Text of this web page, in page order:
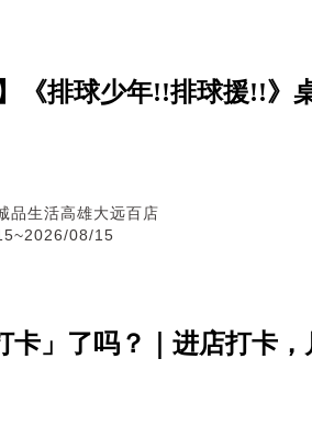
《排球少年!!排球援!!》
品生活高雄大远百店
08/15
卡」了吗？｜进店打卡，